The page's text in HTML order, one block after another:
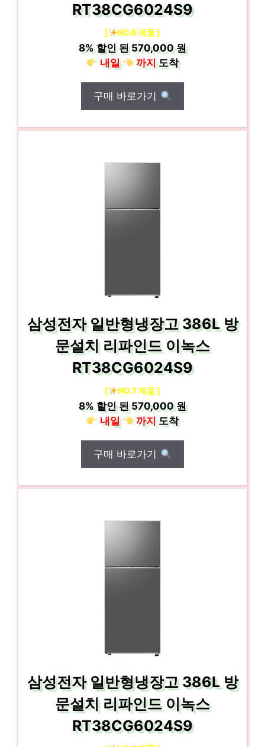
RT38CG6024S9
[ NO.6 제품 ]
8%할인 된570,000 원
내일
까지도착
구매 바로가기
삼성전자 일반형냉장고 386L 방
문설치 리파인드 이녹스
RT38CG6024S9
[ NO.7 제품 ]
8%할인 된570,000 원
내일
까지도착
구매 바로가기
삼성전자 일반형냉장고 386L 방
문설치 리파인드 이녹스
RT38CG6024S9